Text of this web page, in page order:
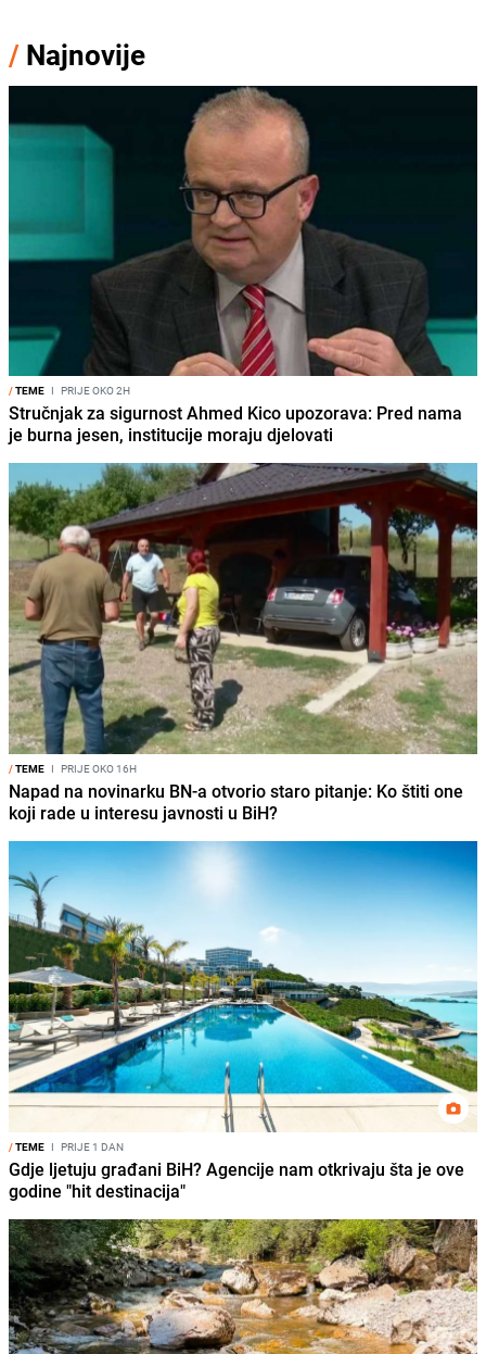
/ Najnovije
/TEME I PRIJE OKO 2H
Stručnjak za sigurnost Ahmed Kico upozorava: Pred nama
je burna jesen, institucije moraju djelovati
/TEME I PRIJE OKO 16H
Napad na novinarku BN-a otvorio staro pitanje: Ko štiti one
koji rade u interesu javnosti u BiH?
/TEME I PRIJE 1 DAN
Gdje ljetuju građani BiH? Agencije nam otkrivaju šta je ove
godine "hit destinacija"